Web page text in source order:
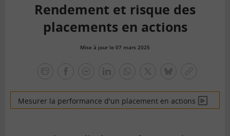
Rendement et risque des
placements en actions
Mise à jour le 07 mars 2025
tous
lien
Mesurer la performance d'un placement en actions En